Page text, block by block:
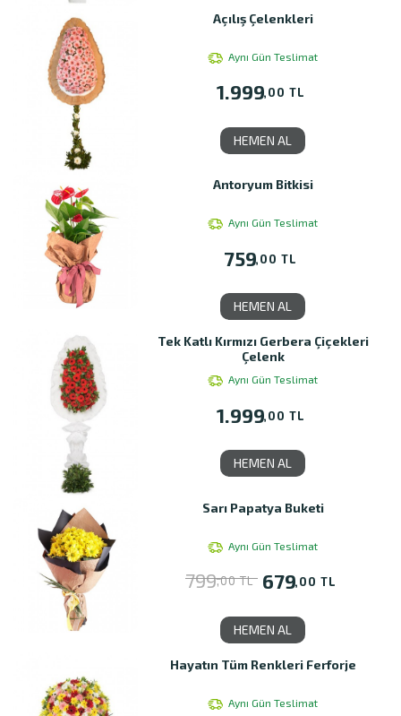
Açılış Çelenkleri
Aynı Gün Teslimat
1.999,00 TL
HEMEN AL
Antoryum Bitkisi
Aynı Gün Teslimat
759,00 TL
HEMEN AL
Tek Katlı Kırmızı Gerbera Çiçekleri
Çelenk
Aynı Gün Teslimat
1.999,00 TL
HEMEN AL
Sarı Papatya Buketi
Aynı Gün Teslimat
799,00 TL 679,00 TL
HEMEN AL
Hayatın Tüm Renkleri Ferforje
Aynı Gün Teslimat